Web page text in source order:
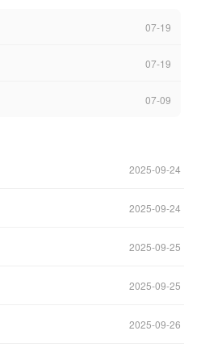
07-19
07-19
07-09
2025-09-24
2025-09-24
2025-09-25
2025-09-25
2025-09-26